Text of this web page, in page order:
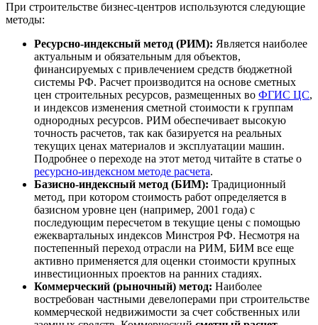
При строительстве бизнес-центров используются следующие
методы:
Ресурсно-индексный метод (РИМ): Является наиболее
актуальным и обязательным для объектов,
финансируемых с привлечением средств бюджетной
системы РФ. Расчет производится на основе сметных
цен строительных ресурсов, размещенных во ФГИС ЦС,
и индексов изменения сметной стоимости к группам
однородных ресурсов. РИМ обеспечивает высокую
точность расчетов, так как базируется на реальных
текущих ценах материалов и эксплуатации машин.
Подробнее о переходе на этот метод читайте в статье о
ресурсно-индексном методе расчета.
Базисно-индексный метод (БИМ): Традиционный
метод, при котором стоимость работ определяется в
базисном уровне цен (например, 2001 года) с
последующим пересчетом в текущие цены с помощью
ежеквартальных индексов Минстроя РФ. Несмотря на
постепенный переход отрасли на РИМ, БИМ все еще
активно применяется для оценки стоимости крупных
инвестиционных проектов на ранних стадиях.
Коммерческий (рыночный) метод: Наиболее
востребован частными девелоперами при строительстве
коммерческой недвижимости за счет собственных или